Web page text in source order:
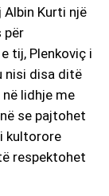
Kurti një
për
tij, Plenkoviç i
nisi disa ditë
lidhje me
se pajtohet
kultorore
respektohet